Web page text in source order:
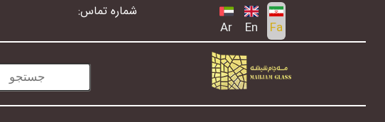
Fa
En
Ar
شماره تماس: